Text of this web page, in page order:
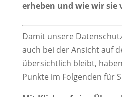
erheben und wie wir sie
Damit unsere
auch bei der Ansicht auf
übersichtlich bleibt,
Punkte im Folgenden für